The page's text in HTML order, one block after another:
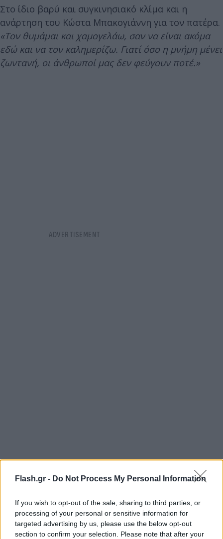
Flash.gr - Do Not Process My Personal Information
If you wish to opt-out of the sale, sharing to third parties, or
processing of your personal or sensitive information for
targeted advertising by us, please use the below opt-out
section to confirm your selection. Please note that after your
Στο ίδιο βαρύ και συγκινησιακό κλίμα και η
ανάρτηση του Κώστα Μπακογιάννη για τον πατέρα.
«Τον θυμάμαι και χαμογελάω, σαν να είναι ακόμα
εδώ και να τον καλημερίζω. Γιατί όσο η μνήμη μένει
ζωντανή, οι άνθρωποί μας δεν φεύγουν ποτέ.»